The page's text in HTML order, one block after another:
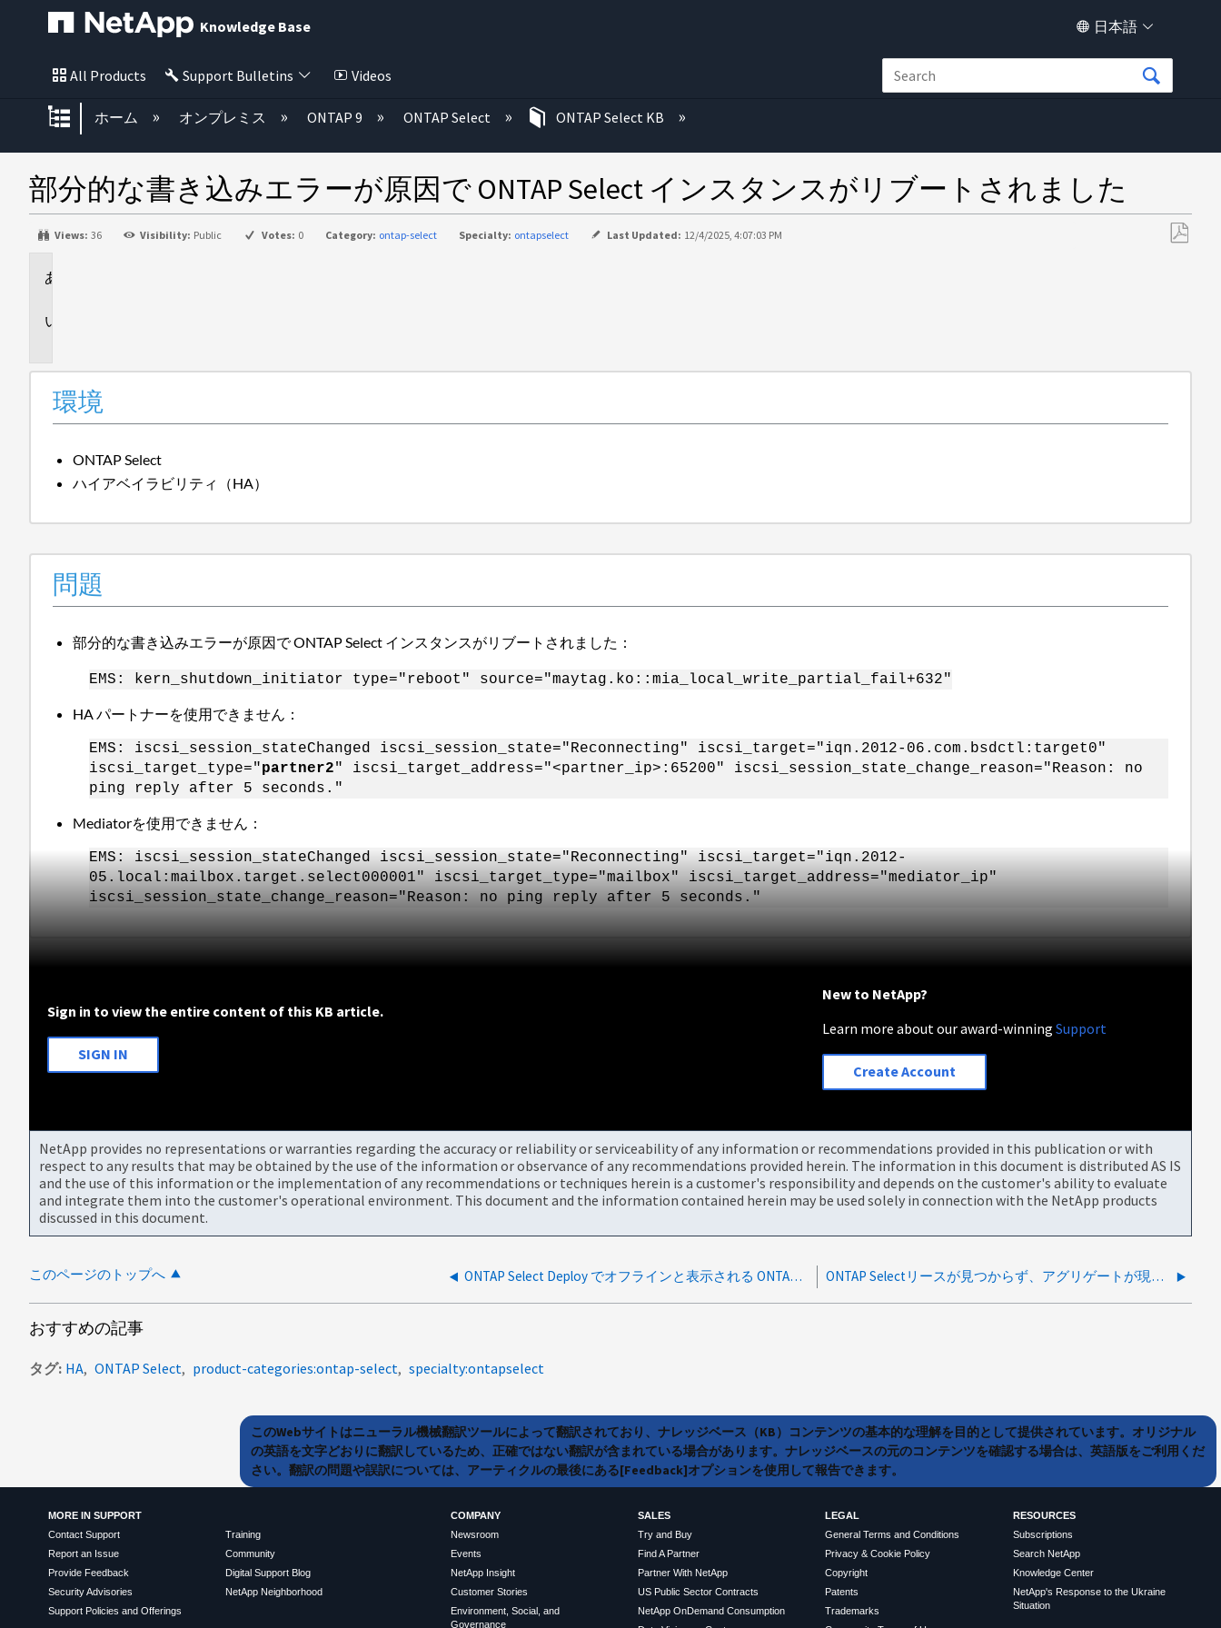
Knowledge Base 日本語
All Products Support Bulletins Videos
グローバル階層を展開/折りたたむ
ホーム オンプレミス ONTAP 9 ONTAP Select ONTAP Select KB
部分的な書き込みエラーが原因で ONTAP Select インスタンスがリブートされました
Views: 36 Visibility: Public Votes: 0 Category: ontap-select Specialty: ontapselect Last Updated: 12/4/2025, 4:07:03 PM
環境
ONTAP Select
ハイアベイラビリティ（HA）
問題
部分的な書き込みエラーが原因で ONTAP Select インスタンスがリブートされました：
EMS: kern_shutdown_initiator type="reboot" source="maytag.ko::mia_local_write_partial_fail+632"
HA パートナーを使用できません：
EMS: iscsi_session_stateChanged iscsi_session_state="Reconnecting" iscsi_target="iqn.2012-06.com.bsdctl:target0"
iscsi_target_type="partner2" iscsi_target_address="<partner_ip>:65200" iscsi_session_state_change_reason="Reason: no
ping reply after 5 seconds."
Mediatorを使用できません：
EMS: iscsi_session_stateChanged iscsi_session_state="Reconnecting" iscsi_target="iqn.2012-
05.local:mailbox.target.select000001" iscsi_target_type="mailbox" iscsi_target_address="mediator_ip"
iscsi_session_state_change_reason="Reason: no ping reply after 5 seconds."
Sign in to view the entire content of this KB article.
SIGN IN
New to NetApp?
Learn more about our award-winningSupport
Create Account
NetApp provides no representations or warranties regarding the accuracy or reliability or serviceability of any information or recommendations provided in this publication or with
respect to any results that may be obtained by the use of the information or observance of any recommendations provided herein. The information in this document is distributed AS IS
and the use of this information or the implementation of any recommendations or techniques herein is a customer's responsibility and depends on the customer's ability to evaluate
and integrate them into the customer's operational environment. This document and the information contained herein may be used solely in connection with the NetApp products
discussed in this document.
このページのトップへ ONTAP Select Deploy でオフラインと表示される ONTAP Select インスタンス ONTAP Selectリースが見つからず、アグリゲートが現在の容量プールに準拠していません
おすすめの記事
タグ HA ONTAP Select product-categories:ontap-select specialty:ontapselect
このWebサイトはニューラル機械翻訳ツールによって翻訳されており、ナレッジベース（KB）コンテンツの基本的な理解を目的として提供されています。オリジナル
の英語を文字どおりに翻訳しているため、正確ではない翻訳が含まれている場合があります。ナレッジベースの元のコンテンツを確認する場合は、英語版をご利用くだ
さい。翻訳の問題や誤訳については、アーティクルの最後にある[Feedback]オプションを使用して報告できます。
MORE IN SUPPORT
Contact Support
Report an Issue
Provide Feedback
Security Advisories
Support Policies and Offerings
Training
Community
Digital Support Blog
NetApp Neighborhood
COMPANY
Newsroom
Events
NetApp Insight
Customer Stories
Environment, Social, and
Governance
SALES
Try and Buy
Find A Partner
Partner With NetApp
US Public Sector Contracts
NetApp OnDemand Consumption
LEGAL
General Terms and Conditions
Privacy & Cookie Policy
Copyright
Patents
Trademarks
RESOURCES
Subscriptions
Search NetApp
Knowledge Center
NetApp's Response to the Ukraine
Situation